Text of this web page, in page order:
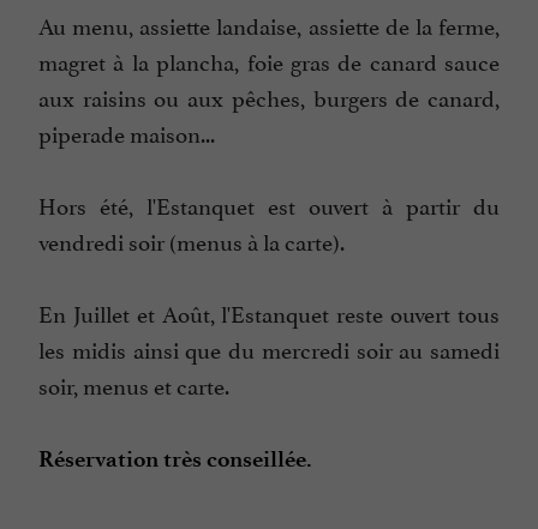
Au menu, assiette landaise, assiette de la ferme,
magret à la plancha, foie gras de canard sauce
aux raisins ou aux pêches, burgers de canard,
piperade maison...
Hors été, l'Estanquet est ouvert à partir du
vendredi soir (menus à la carte).
En Juillet et Août, l'Estanquet reste ouvert tous
les midis ainsi que du mercredi soir au samedi
soir, menus et carte.
Réservation très conseillée.